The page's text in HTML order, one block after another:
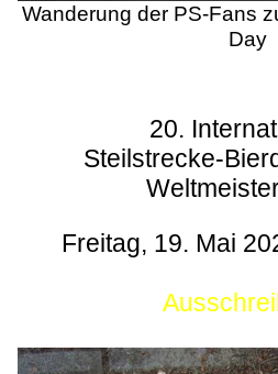
Wanderung der PS-Fans
Day
20.
Steilstrecke-
Freitag, 19. Mai